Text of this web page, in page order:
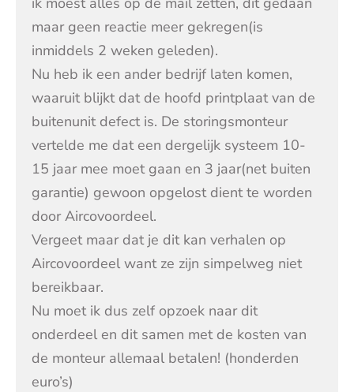
maar geen reactie meer gekregen(is
inmiddels 2 weken geleden).
Nu heb ik een ander bedrijf laten komen,
waaruit blijkt dat de hoofd printplaat van de
buitenunit defect is. De storingsmonteur
vertelde me dat een dergelijk systeem 10-
15 jaar mee moet gaan en 3 jaar(net buiten
garantie) gewoon opgelost dient te worden
door Aircovoordeel.
Vergeet maar dat je dit kan verhalen op
Aircovoordeel want ze zijn simpelweg niet
bereikbaar.
Nu moet ik dus zelf opzoek naar dit
onderdeel en dit samen met de kosten van
de monteur allemaal betalen! (honderden
euro’s)